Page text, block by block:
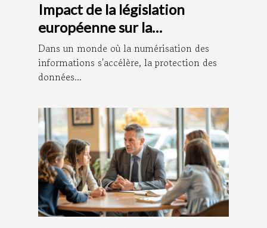
Impact de la législation
européenne sur la
confidentialité des données
personnelles
Dans un monde où la numérisation des
informations s'accélère, la protection des
données...